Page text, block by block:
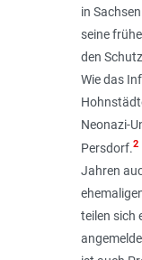
in
seine
den
Wie das
Neonazi-
Persdorf.2
Jahren
teilen sich